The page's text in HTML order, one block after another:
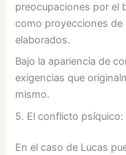
preocupaciones por el
como proyecciones
elaborados.
Bajo la apariencia de
exigencias que
mismo.
5. El conflicto
En el caso de Lucas